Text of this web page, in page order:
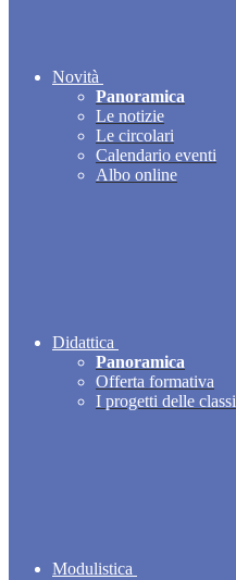
Novità
Panoramica
Le notizie
Le circolari
Calendario eventi
Albo online
Didattica
Panoramica
Offerta formativa
I progetti delle classi
Modulistica